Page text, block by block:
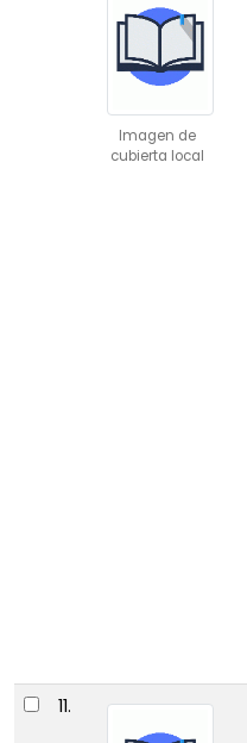
Imagen de
cubierta local
11.